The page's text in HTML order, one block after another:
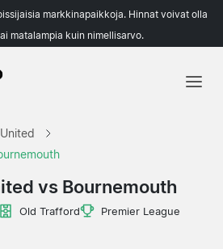
markkinapaikkoja. Hinnat voivat olla
matalampia kuin nimellisarvo.
Joukkueet
Liigat
Matkatoimistoja
vs Bournemouth
Old Trafford
Premier League